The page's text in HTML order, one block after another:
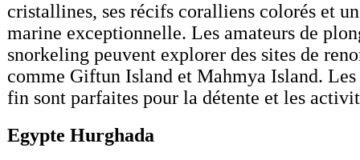
cristallines, ses récifs coralliens colorés et
marine exceptionnelle. Les amateurs de
snorkeling peuvent explorer des sites de
comme Giftun Island et Mahmya Island. Les
fin sont parfaites pour la détente et les
Egypte Hurghada